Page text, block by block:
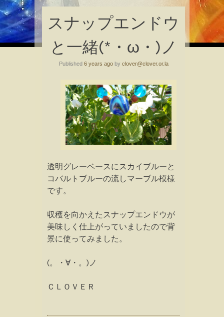
Skip
to
content
スナップエンドウ
と一緒(*・ω・)ノ
Published 6 years agoby clover@clover.or.la
透明グレーベースにスカイブルーと
コバルトブルーの流しマーブル模様
です。
収穫を向かえたスナップエンドウが
美味しく仕上がっていましたので背
景に使ってみました。
(。・∀・。)ノ
ＣＬＯＶＥＲ